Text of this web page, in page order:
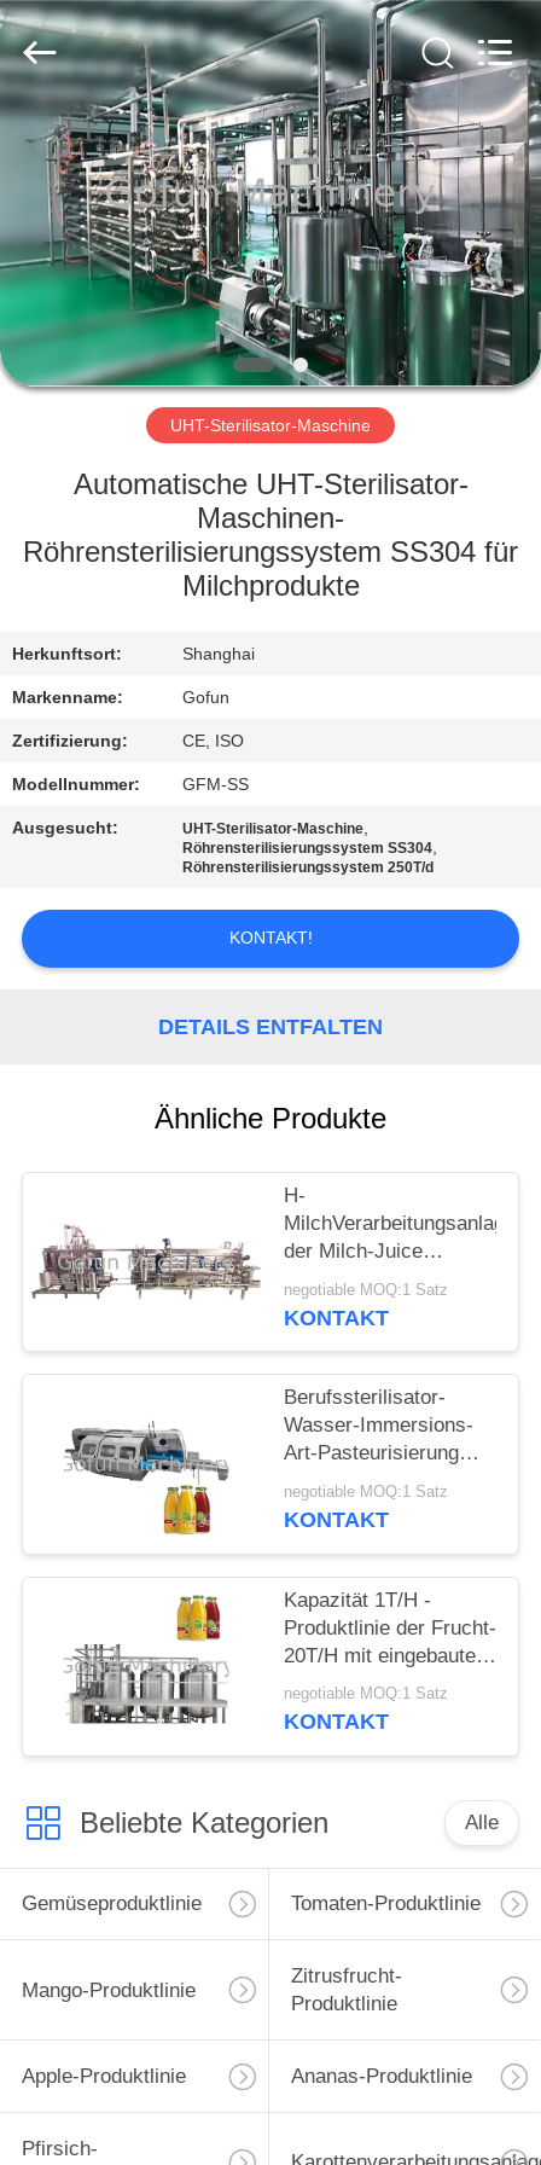
HAUS
PRODUKTE
VIDEOS
VR
SHOW
ÜBER
QUALITÄTSKONTROLLE
TRETEN
SIE
IN
VERBINDUNG
SIE
EIN
DATENSCHUTZRICHTLINIE
Machinery
Co.,
Ltd..
All
Rights
Reserved.
UHT-Sterilisator-Maschine
Automatische UHT-Sterilisator-
Maschinen-
Röhrensterilisierungssystem SS304 für
Milchprodukte
Herkunftsort: Shanghai
Markenname: Gofun
Zertifizierung: CE, ISO
Modellnummer: GFM-SS
Ausgesucht: UHT-Sterilisator-Maschine,
Röhrensterilisierungssystem SS304,
Röhrensterilisierungssystem 250T/d
KONTAKT!
DETAILS ENTFALTEN
Ähnliche Produkte
H-
MilchVerarbeitungsanlage
der Milch-Juice
Pasteurizing UHT-
Sterilisator-
negotiable MOQ:1 Satz
KONTAKT
Berufssterilisator-
Wasser-Immersions-
Art-Pasteurisierung
und Kühltunnel
negotiable MOQ:1 Satz
KONTAKT
Kapazität 1T/H -
Produktlinie der Frucht-
20T/H mit eingebautem
CIP-System
negotiable MOQ:1 Satz
KONTAKT
Beliebte Kategorien Alle
Gemüseproduktlinie Tomaten-Produktlinie
Mango-Produktlinie
Zitrusfrucht-
Produktlinie
Apple-Produktlinie Ananas-Produktlinie
Pfirsich-